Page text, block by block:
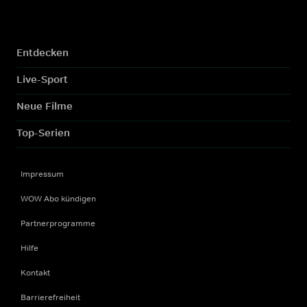
Entdecken
Live-Sport
Neue Filme
Top-Serien
Impressum
WOW Abo kündigen
Partnerprogramme
Hilfe
Kontakt
Barrierefreiheit